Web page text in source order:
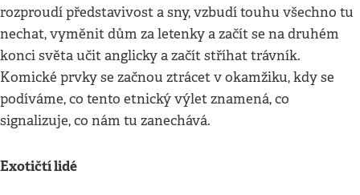
rozproudí představivost a sny, vzbudí touhu všechno tu
nechat, vyměnit dům za letenky a začít se na druhém
konci světa učit anglicky a začít stříhat trávník.
Komické prvky se začnou ztrácet v okamžiku, kdy se
podíváme, co tento etnický výlet znamená, co
signalizuje, co nám tu zanechává.
Exotičtí lidé